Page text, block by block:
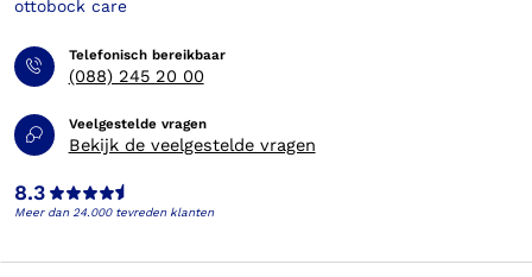
Telefonisch bereikbaar
(088) 245 20 00
Veelgestelde vragen
Bekijk de veelgestelde vragen
8.3
Meer dan 24.000 tevreden klanten